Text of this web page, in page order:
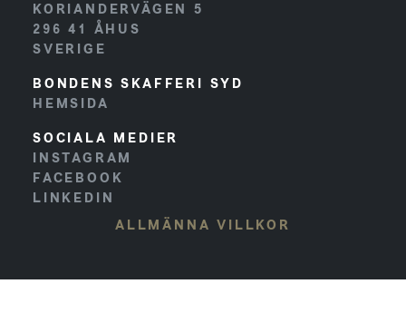
KORIANDERVÄGEN 5
296 41 ÅHUS
SVERIGE
BONDENS SKAFFERI SYD
HEMSIDA
SOCIALA MEDIER
INSTAGRAM
FACEBOOK
LINKEDIN
ALLMÄNNA VILLKOR